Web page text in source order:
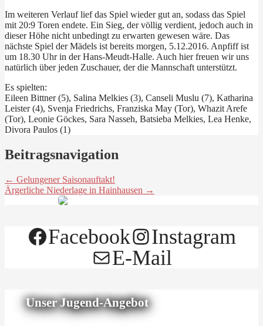
Im weiteren Verlauf lief das Spiel wieder gut an, sodass das Spiel
mit 20:9 Toren endete. Ein Sieg, der völlig verdient, jedoch auch in
dieser Höhe nicht unbedingt zu erwarten gewesen wäre. Das
nächste Spiel der Mädels ist bereits morgen, 5.12.2016. Anpfiff ist
um 18.30 Uhr in der Hans-Meudt-Halle. Auch hier freuen wir uns
natürlich über jeden Zuschauer, der die Mannschaft unterstützt.
Es spielten:
Eileen Bittner (5), Salina Melkies (3), Canseli Muslu (7), Katharina
Leister (4), Svenja Friedrichs, Franziska May (Tor), Whazit Arefe
(Tor), Leonie Göckes, Sara Nasseh, Batsieba Melkies, Lea Henke,
Divora Paulos (1)
Beitragsnavigation
← Gelungener Saisonauftakt!
Ärgerliche Niederlage in Hainhausen →
Facebook
Instagram
E-Mail
Unser Jugend-Angebot